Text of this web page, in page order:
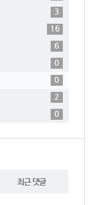
3
16
6
0
0
2
0
최근 댓글